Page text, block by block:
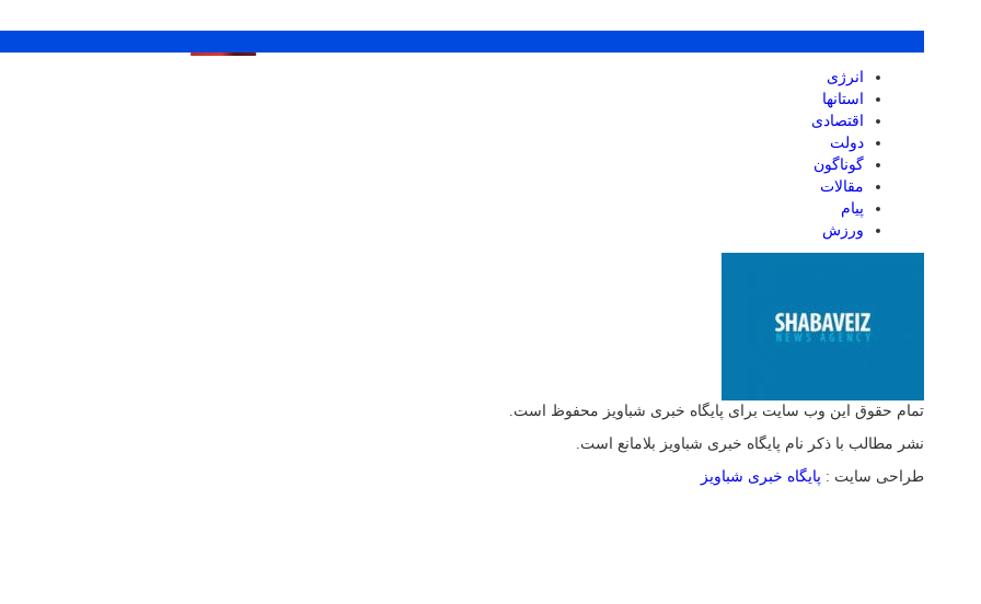
انرژی
استانها
اقتصادی
دولت
گوناگون
مقالات
پیام
ورزش
تمام حقوق این وب سایت برای پایگاه خبری شباویز محفوظ است.
نشر مطالب با ذکر نام پایگاه خبری شباویز بلامانع است.
طراحی سایت : پایگاه خبری شباویز